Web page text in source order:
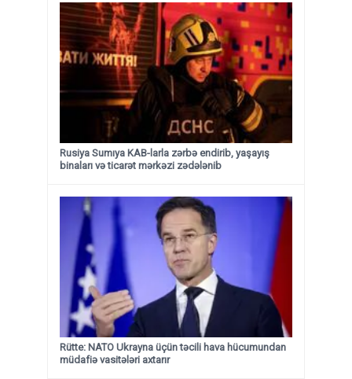
Rusiya Sumıya KAB-larla zərbə endirib, yaşayış
binaları və ticarət mərkəzi zədələnib
Rütte: NATO Ukrayna üçün təcili hava hücumundan
müdafiə vasitələri axtarır